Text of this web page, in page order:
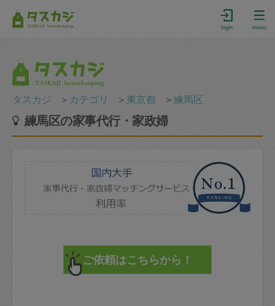
login menu
タスカジ ＞ カテゴリ ＞ 東京都 ＞練馬区
練馬区の家事代行・家政婦